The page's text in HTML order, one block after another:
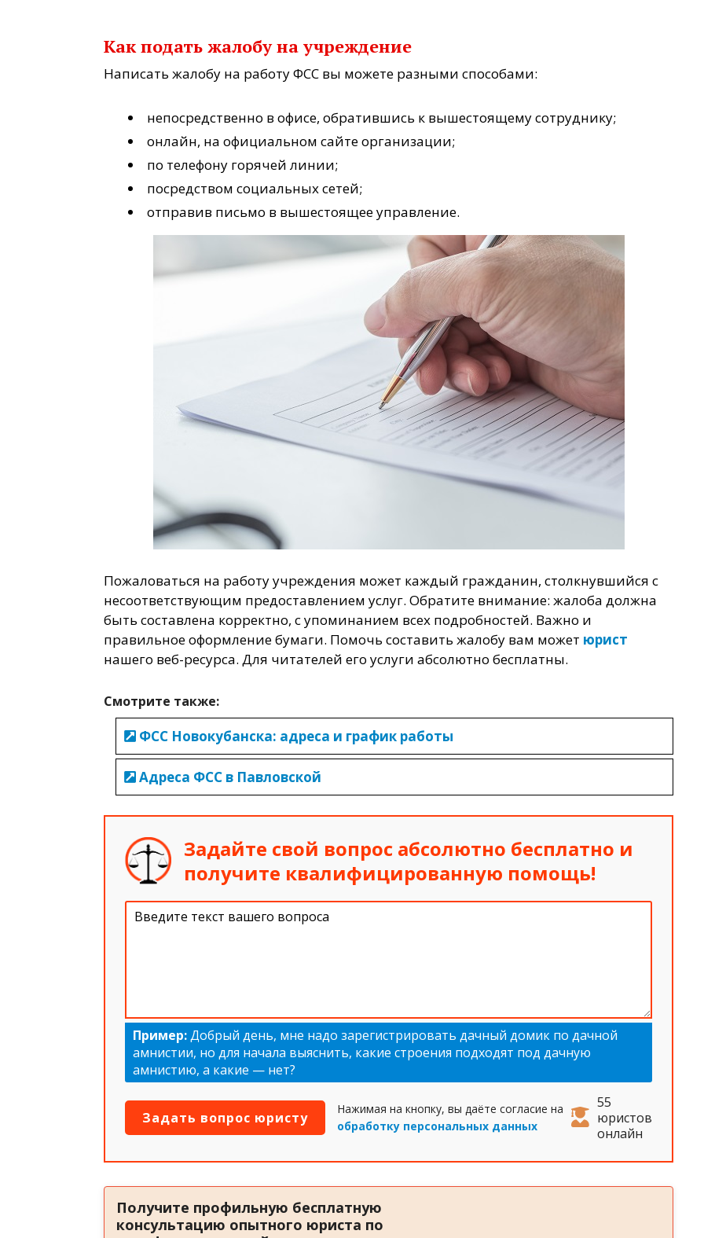
Как подать жалобу на учреждение
Написать жалобу на работу ФСС вы можете разными способами:
непосредственно в офисе, обратившись к вышестоящему сотруднику;
онлайн, на официальном сайте организации;
по телефону горячей линии;
посредством социальных сетей;
отправив письмо в вышестоящее управление.
Пожаловаться на работу учреждения может каждый гражданин, столкнувшийся с
несоответствующим предоставлением услуг. Обратите внимание: жалоба должна
быть составлена корректно, с упоминанием всех подробностей. Важно и
правильное оформление бумаги. Помочь составить жалобу вам может юрист
нашего веб-ресурса. Для читателей его услуги абсолютно бесплатны.
Смотрите также:
ФСС Новокубанска: адреса и график работы
Адреса ФСС в Павловской
Задайте свой вопрос абсолютно бесплатно и
получите квалифицированную помощь!
Пример:Добрый день, мне надо зарегистрировать дачный домик по дачной
амнистии, но для начала выяснить, какие строения подходят под дачную
амнистию, а какие — нет?
Нажимая на кнопку, вы даёте согласие на
обработку персональных данных
55
юристов
онлайн
Получите профильную бесплатную
консультацию опытного юриста по